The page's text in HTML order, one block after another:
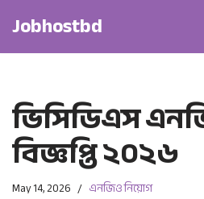
Jobhostbd
ভিসিডিএস
বিজ্ঞপ্তি ২০২৬
May 14, 2026 এনজিও নিয়োগ